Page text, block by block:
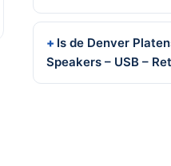
Is de Denver
Speakers – USB –